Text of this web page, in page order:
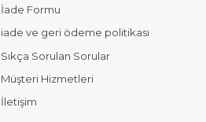
İade Formu
iade ve geri ödeme politikası
Sıkça Sorulan Sorular
Müşteri Hizmetleri
İletişim